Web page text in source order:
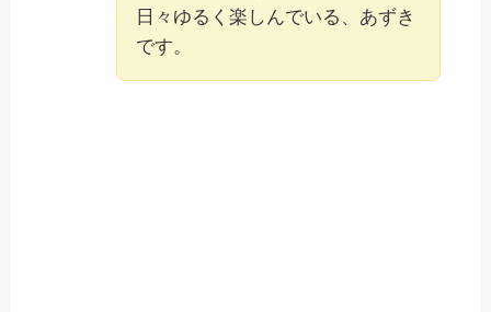
日々ゆるく楽しんでいる、あずき
です。